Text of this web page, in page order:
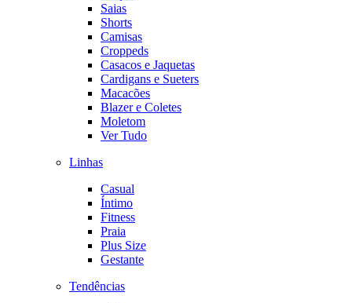
Saias
Shorts
Camisas
Croppeds
Casacos e Jaquetas
Cardigans e Sueters
Macacões
Blazer e Coletes
Moletom
Ver Tudo
Linhas
Casual
Íntimo
Fitness
Praia
Plus Size
Gestante
Tendências